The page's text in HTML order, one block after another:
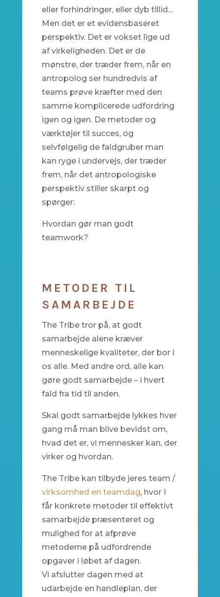
eller forhindringer, eller dyb tillid…
Men det er et evidensbaseret
perspektiv. Det er vokset lige ud
af virkeligheden. Det er de
mønstre, der træder frem, når en
antropolog ser hundredvis af
teams prøve kræfter med den
samme komplicerede udfordring
igen og igen. De metoder og
værktøjer til succes, og
selvfølgelig de faldgruber man
kan ryge i undervejs, der træder
frem, når det antropologiske
perspektiv stiller skarpt og
spørger:
Hvordan gør man godt
teamwork?
METODER TIL
SAMARBEJDE
The Tribe tror på, at godt
samarbejde alene kræver
menneskelige kvaliteter, der bor i
os alle. Med andre ord, alle kan
gøre godt samarbejde – i hvert
fald fra tid til anden.
Skal godt samarbejde lykkes hver
gang må man blive bevidst om,
hvad det er, vi mennesker kan, der
virker og hvordan.
The Tribe kan tilbyde jeres team /
virksomhed en teamdag, hvor I
får konkrete metoder til effektivt
samarbejde præsenteret og
mulighed for at afprøve
metoderne på udfordrende
opgaver i løbet af dagen.
Vi afslutter dagen med at
udarbejde en handleplan, der